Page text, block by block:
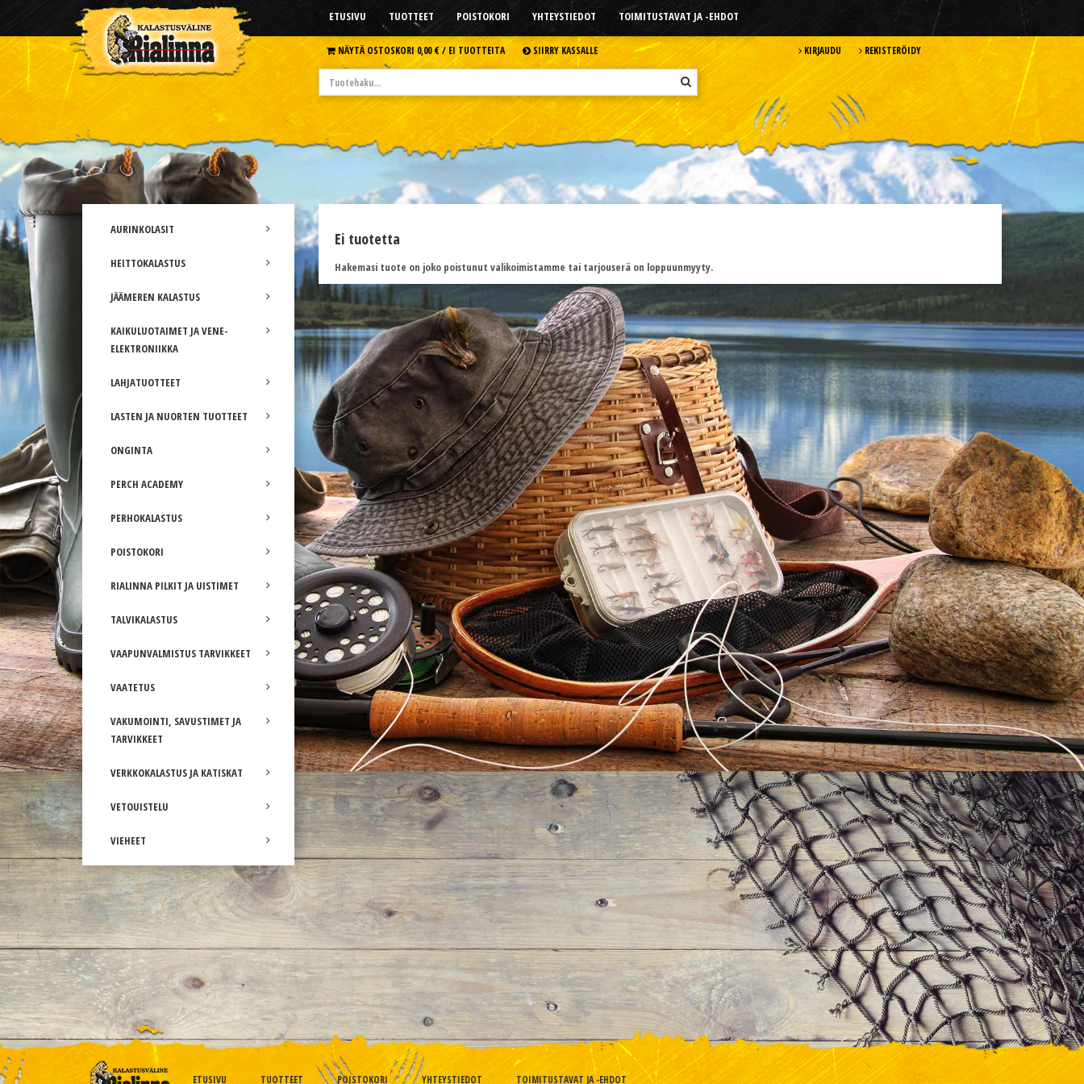
ETUSIVU TUOTTEET POISTOKORI YHTEYSTIEDOT TOIMITUSTAVAT JA -EHDOT
NÄYTÄ OSTOSKORI 0,00 € /EI TUOTTEITA SIIRRY KASSALLE KIRJAUDU REKISTERÖIDY
AURINKOLASIT
HEITTOKALASTUS
JÄÄMEREN KALASTUS
KAIKULUOTAIMET JA VENE-
ELEKTRONIIKKA
LAHJATUOTTEET
LASTEN JA NUORTEN TUOTTEET
ONGINTA
PERCH ACADEMY
PERHOKALASTUS
POISTOKORI
RIALINNA PILKIT JA UISTIMET
TALVIKALASTUS
VAAPUNVALMISTUS TARVIKKEET
VAATETUS
VAKUMOINTI, SAVUSTIMET JA
TARVIKKEET
VERKKOKALASTUS JA KATISKAT
VETOUISTELU
VIEHEET
Ei tuotetta
Hakemasi tuote on joko poistunut valikoimistamme tai tarjouserä on loppuunmyyty.
ETUSIVU TUOTTEET POISTOKORI YHTEYSTIEDOT TOIMITUSTAVAT JA -EHDOT